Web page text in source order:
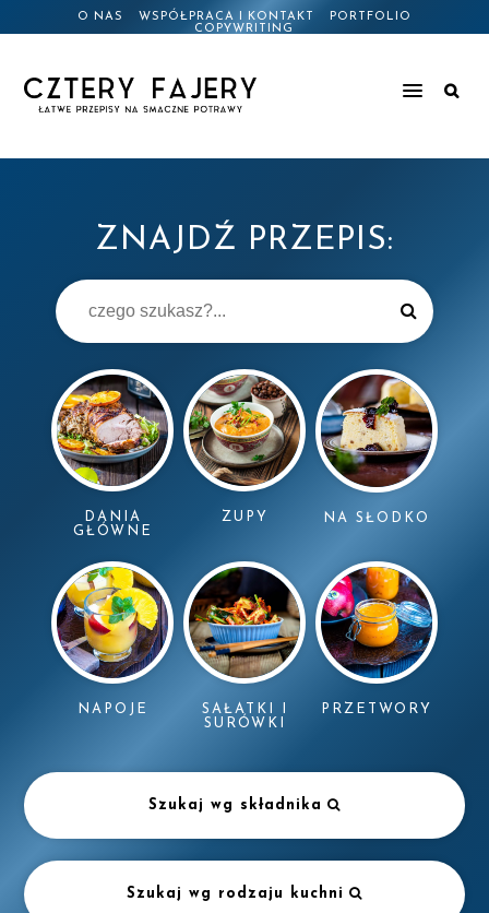
O NAS WSPÓŁPRACA I KONTAKT
PORTFOLIO
COPYWRITING
ZNAJDŹ PRZEPIS:
DANIA
GŁÓWNE
ZUPY NA SŁODKO
NAPOJE
SAŁATKI I
SURÓWKI
PRZETWORY
Szukaj wg składnika
Szukaj wg rodzaju kuchni